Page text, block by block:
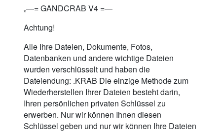
„—= GANDCRAB V4 =—
Achtung!
Alle Ihre Dateien, Dokumente, Fotos,
Datenbanken und andere wichtige Dateien
wurden verschlüsselt und haben die
Dateiendung: .KRAB Die einzige Methode zum
Wiederherstellen Ihrer Dateien besteht darin,
Ihren persönlichen privaten Schlüssel zu
erwerben. Nur wir können Ihnen diesen
Schlüssel geben und nur wir können Ihre Dateien